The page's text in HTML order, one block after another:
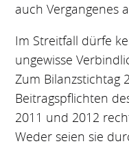
auch Vergangenes
Im Streitfall dürfe
ungewisse
Zum Bilanzstichtag
Beitragspflichten
2011 und 2012
Weder seien sie